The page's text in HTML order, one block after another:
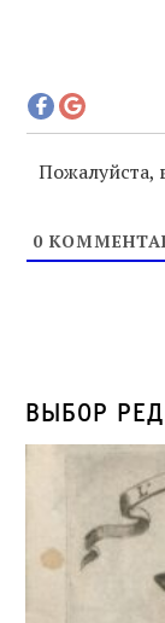
Пожалуйста,
0
Выбор